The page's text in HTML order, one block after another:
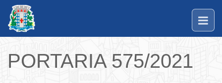
PORTARIA 575/2021